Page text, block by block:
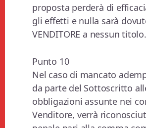
proposta perderà di
gli effetti e nulla sarà
VENDITORE a nessun titolo.
Punto 10
Nel caso di mancato
da parte del Sottoscritto
obbligazioni assunte nei
Venditore, verrà